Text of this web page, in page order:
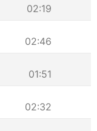
02:19
02:46
01:51
02:32